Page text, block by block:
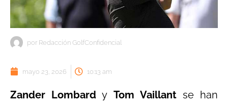
por Redacción GolfConfidencial
mayo 23, 2026 10:13 am
Zander Lombard y Tom Vaillantse han